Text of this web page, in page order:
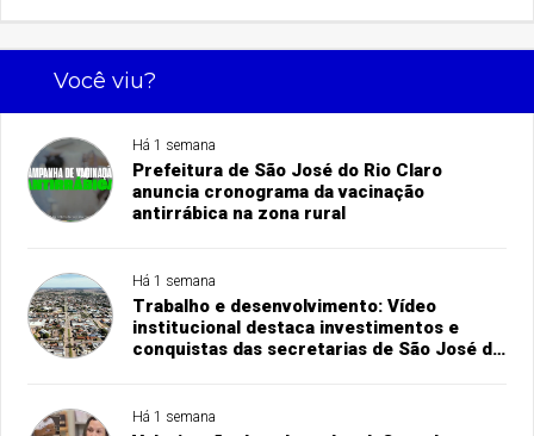
Você viu?
Há 1 semana
Prefeitura de São José do Rio Claro
anuncia cronograma da vacinação
antirrábica na zona rural
Há 1 semana
Trabalho e desenvolvimento: Vídeo
institucional destaca investimentos e
conquistas das secretarias de São José do
Há 1 semana